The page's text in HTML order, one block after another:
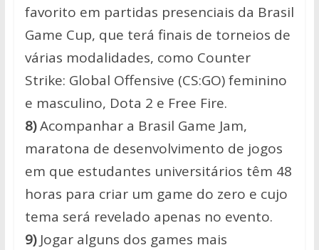
favorito em partidas presenciais da Brasil
Game Cup, que terá finais de torneios de
várias modalidades, como Counter
Strike: Global Offensive (CS:GO) feminino
e masculino, Dota 2 e Free Fire.
8)Acompanhar a Brasil Game Jam,
maratona de desenvolvimento de jogos
em que estudantes universitários têm 48
horas para criar um game do zero e cujo
tema será revelado apenas no evento.
9)Jogar alguns dos games mais